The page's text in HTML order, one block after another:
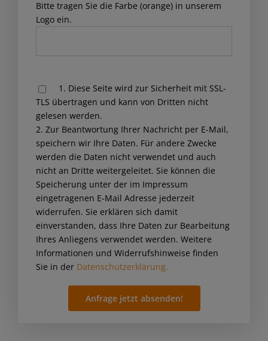
Bitte tragen Sie die Farbe (orange) in unserem
Logo ein.
leave
this
field
empty.
1. Diese Seite wird zur Sicherheit mit SSL-
TLS übertragen und kann von Dritten nicht
gelesen werden.
2. Zur Beantwortung Ihrer Nachricht per E-Mail,
speichern wir Ihre Daten. Für andere Zwecke
werden die Daten nicht verwendet und auch
nicht an Dritte weitergeleitet. Sie können die
Speicherung unter der im Impressum
eingetragenen E-Mail Adresse jederzeit
widerrufen. Sie erklären sich damit
einverstanden, dass Ihre Daten zur Bearbeitung
Ihres Anliegens verwendet werden. Weitere
Informationen und Widerrufshinweise finden
Sie in der Datenschutzerklärung.